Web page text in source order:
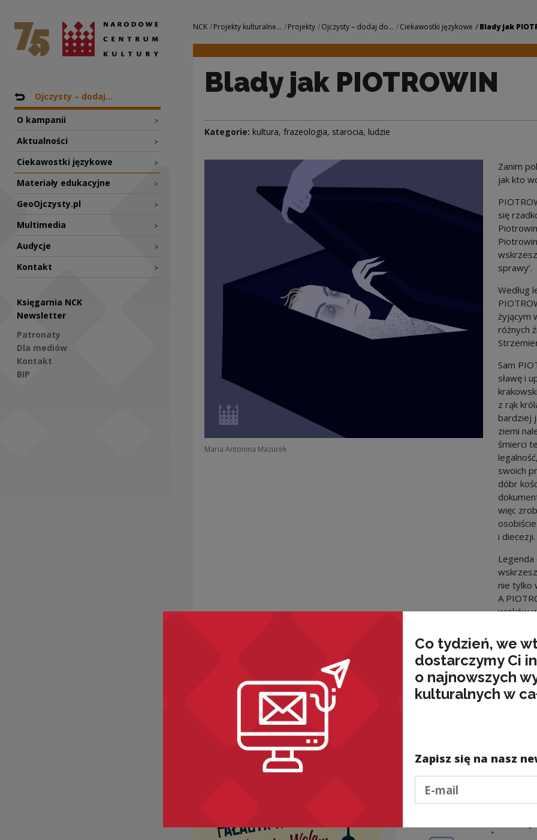
Blady jak PIOTROWIN | Narodowe
Narodowe Centrum Kultury
Nawigacja
Powrót do: Projekty
Ojczysty – dodaj...
O kampanii >
Aktualności >
Ciekawostki językowe >
Materiały edukacyjne >
GeoOjczysty.pl >
Multimedia >
Audycje >
Kontakt >
Księgarnia NCK
Newsletter
Patronaty
Dla mediów
Kontakt
BIP
Nawigacja
NCK Projekty kulturalne... Projekty Ojczysty – dodaj do... Ciekawostki językowe Blady jak
Blady jak PIOTROWIN
Kategorie: kultura, frazeologia, starocia, ludzie
Maria Antonina Mazurek
Zanim
jak kto
się
sprawy’.
Według
żyjącym
różnych
Sam
sławę i
z rąk
bardziej
ziemi
śmierci
swoich
dóbr
więc
i diecezji.
Legenda
nie tylko
A
wieków
878]
Zobacz również
Co tydzień, we
dostarczymy Ci
o najnowszych
kulturalnych w
Zapisz się na nasz